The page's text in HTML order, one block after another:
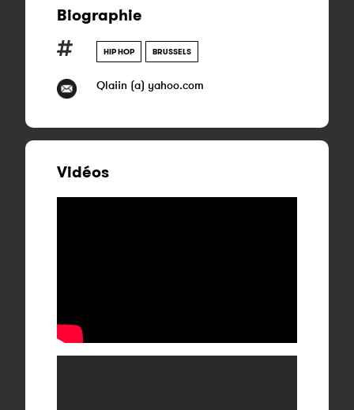
Biographie
HIP HOP BRUSSELS
Qlaiin (a) yahoo.com
Vidéos